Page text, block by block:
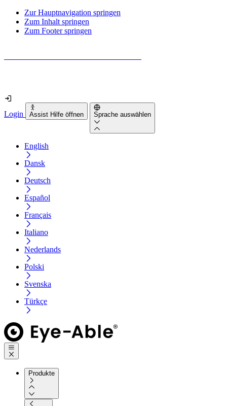
Zur Hauptnavigation springen
Zum Inhalt springen
Zum Footer springen
Login Assist Hilfe öffnen Sprache auswählen
English
Dansk
Deutsch
Español
Français
Italiano
Nederlands
Polski
Svenska
Türkçe
Produkte